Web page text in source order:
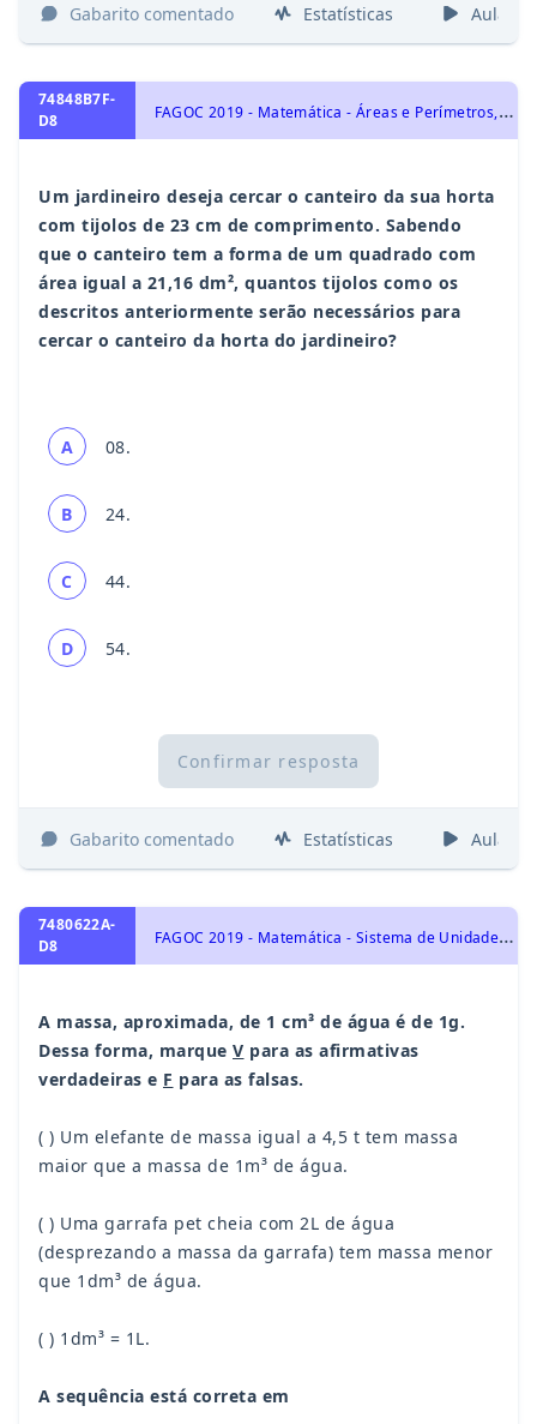
Gabarito comentado Estatísticas Aulas
74848B7F-
D8
F
AGOC 2019 - Matemática - Áreas e Perímetros, Geometria Plana
Um jardineiro deseja cercar o canteiro da sua horta
com tijolos de 23 cm de comprimento. Sabendo
que o canteiro tem a forma de um quadrado com
área igual a 21,16 dm², quantos tijolos como os
descritos anteriormente serão necessários para
cercar o canteiro da horta do jardineiro?
A 08.
B 24.
C 44.
D 54.
Confirmar resposta
Gabarito comentado Estatísticas Aulas
7480622A-
D8
F
AGOC 2019 - Matemática - Sistema de Unidade de Medidas, Aritmética e Problemas
A massa, aproximada, de 1 cm³ de água é de 1g.
Dessa forma, marque V para as afirmativas
verdadeiras e F para as falsas.
( ) Um elefante de massa igual a 4,5 t tem massa
maior que a massa de 1m³ de água.
( ) Uma garrafa pet cheia com 2L de água
(desprezando a massa da garrafa) tem massa menor
que 1dm³ de água.
( ) 1dm³ = 1L.
A sequência está correta em